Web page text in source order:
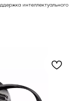
интеллектуального